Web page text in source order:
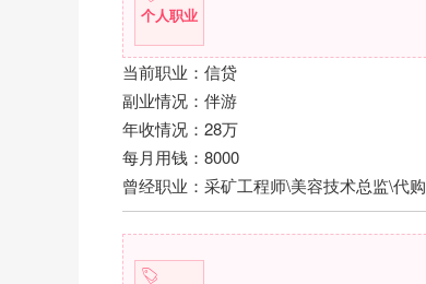
个人职业
当前职业：信贷
副业情况：伴游
年收情况：28万
每月用钱：8000
曾经职业：采矿工程师\美容技术总监\代购